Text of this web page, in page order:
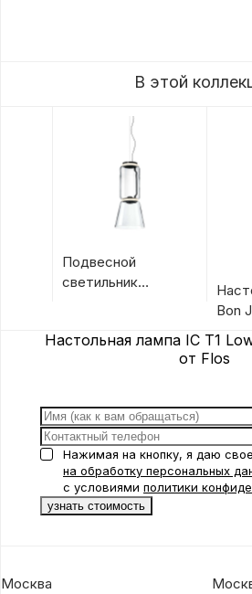
В этой
Подвесной
светильник
Flos
Bon
от
Настольная лампа IC T1
от Flos
Нажимая на кнопку, я даю свое
на обработку персональных
с условиями политики
Москва